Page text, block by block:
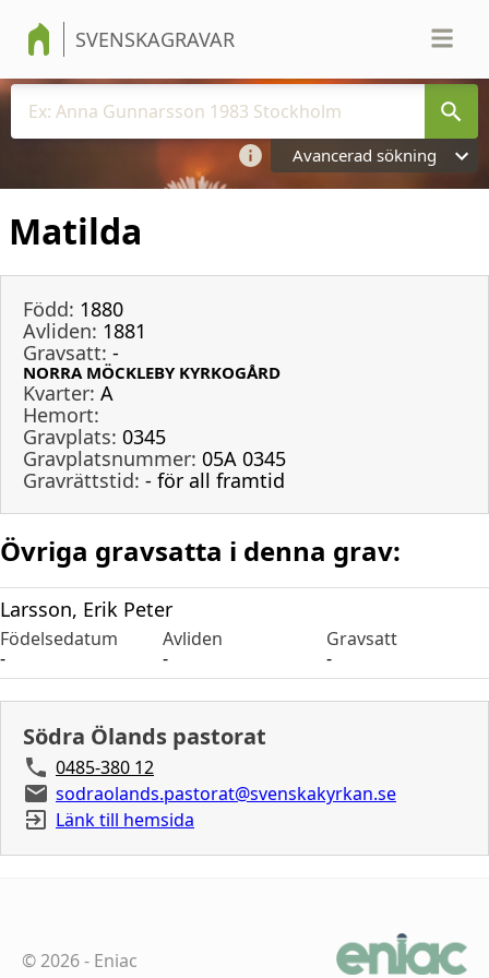
SVENSKAGRAVAR
Avancerad sökning
Matilda
Född: 1880
Avliden: 1881
Gravsatt: -
NORRA MÖCKLEBY KYRKOGÅRD
Kvarter: A
Hemort:
Gravplats: 0345
Gravplatsnummer: 05A 0345
Gravrättstid: - för all framtid
Övriga gravsatta i denna grav:
Larsson, Erik Peter
Födelsedatum Avliden
Gravsatt
-
- -
Södra Ölands pastorat
0485-380 12
sodraolands.pastorat@svenskakyrkan.se
Länk till hemsida
©2026- Eniac